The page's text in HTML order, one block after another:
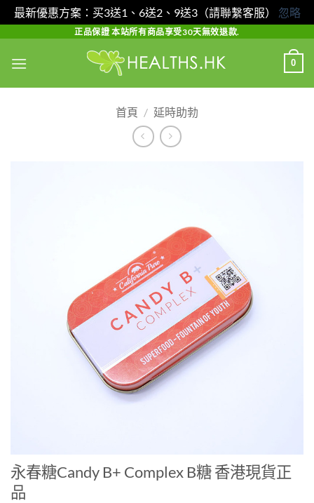
最新優惠方案：买3送1、6送2、9送3（請聯繫客服） 忽略
content
正品保證 本站所有商品享受30天無效退款.
0
首頁 / 延時助勃
永春糖Candy B+ Complex B糖 香港現貨正
品